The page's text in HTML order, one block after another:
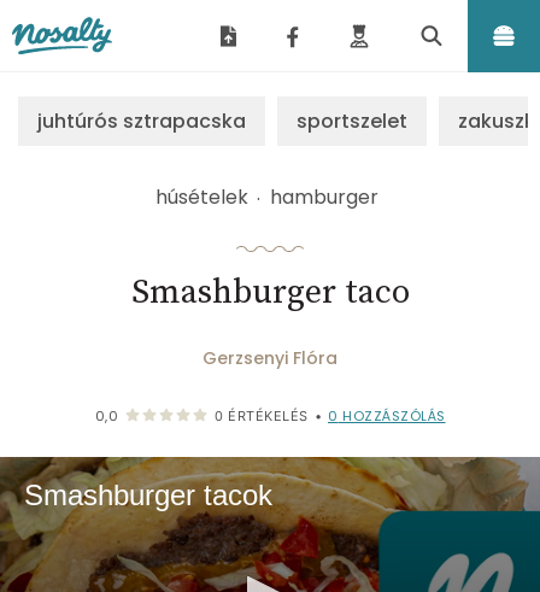
juhtúrós sztrapacska sportszelet
húsételek hamburger
Smashburger taco
Gerzsenyi Flóra
0,0 0 ÉRTÉKELÉS • 0 HOZZÁSZÓLÁS
Smashburger tacok